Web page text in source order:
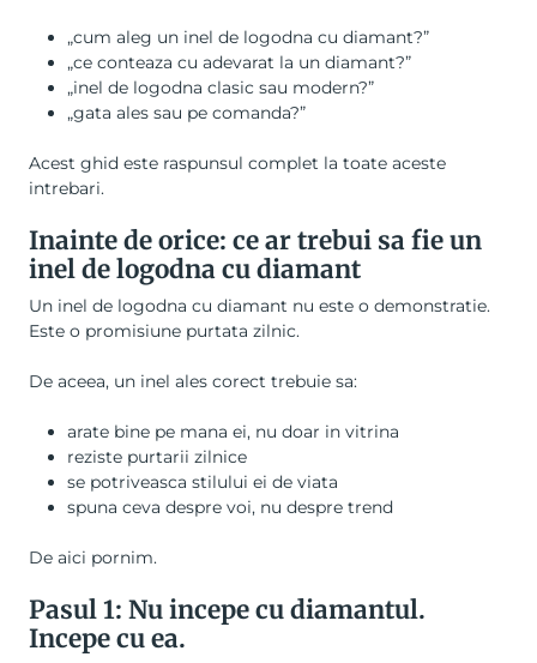
„cum aleg un inel de logodna cu diamant?”
„ce conteaza cu adevarat la un diamant?”
„inel de logodna clasic sau modern?”
„gata ales sau pe comanda?”
Acest ghid este raspunsul complet la toate aceste
intrebari.
Inainte de orice: ce ar trebui sa fie un
inel de logodna cu diamant
Un inel de logodna cu diamant nu este o demonstratie.
Este o promisiune purtata zilnic.
De aceea, un inel ales corect trebuie sa:
arate bine pe mana ei, nu doar in vitrina
reziste purtarii zilnice
se potriveasca stilului ei de viata
spuna ceva despre voi, nu despre trend
De aici pornim.
Pasul 1: Nu incepe cu diamantul.
Incepe cu ea.